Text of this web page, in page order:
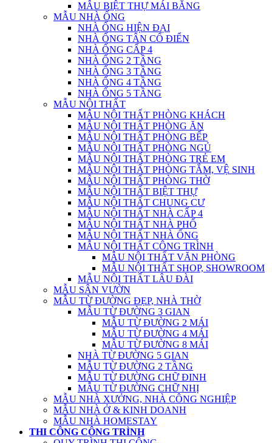
MẪU BIỆT THỰ MÁI BẰNG
MẪU NHÀ ỐNG
NHÀ ỐNG HIỆN ĐẠI
NHÀ ỐNG TÂN CỔ ĐIỂN
NHÀ ỐNG CẤP 4
NHÀ ỐNG 2 TẦNG
NHÀ ỐNG 3 TẦNG
NHÀ ỐNG 4 TẦNG
NHÀ ỐNG 5 TẦNG
MẪU NỘI THẤT
MẪU NỘI THẤT PHÒNG KHÁCH
MẪU NỘI THẤT PHÒNG ĂN
MẪU NỘI THẤT PHÒNG BẾP
MẪU NỘI THẤT PHÒNG NGỦ
MẪU NỘI THẤT PHÒNG TRẺ EM
MẪU NỘI THẤT PHÒNG TẮM, VỆ SINH
MẪU NỘI THẤT PHÒNG THỜ
MẪU NỘI THẤT BIỆT THỰ
MẪU NỘI THẤT CHUNG CƯ
MẪU NỘI THẤT NHÀ CẤP 4
MẪU NỘI THẤT NHÀ PHỐ
MẪU NỘI THẤT NHÀ ỐNG
MẪU NỘI THẤT CÔNG TRÌNH
MẪU NỘI THẤT VĂN PHÒNG
MẪU NỘI THẤT SHOP, SHOWROOM
MẪU NỘI THẤT LÂU ĐÀI
MẪU SÂN VƯỜN
MẪU TỪ ĐƯỜNG ĐẸP, NHÀ THỜ
MẪU TỪ ĐƯỜNG 3 GIAN
MẪU TỪ ĐƯỜNG 2 MÁI
MẪU TỪ ĐƯỜNG 4 MÁI
MẪU TỪ ĐƯỜNG 8 MÁI
NHÀ TỪ ĐƯỜNG 5 GIAN
MẪU TỪ ĐƯỜNG 2 TẦNG
MẪU TỪ ĐƯỜNG CHỮ ĐINH
MẪU TỪ ĐƯỜNG CHỮ NHỊ
MẪU NHÀ XƯỞNG, NHÀ CÔNG NGHIỆP
MẪU NHÀ Ở & KINH DOANH
MẪU NHÀ HOMESTAY
THI CÔNG CÔNG TRÌNH